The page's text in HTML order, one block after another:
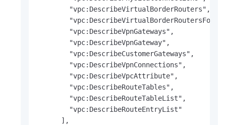
        "vpc:DescribeVirtualBorderRouters",
        "vpc:DescribeVpnGateways",
        "vpc:DescribeVpnGateway",
        "vpc:DescribeCustomerGateways",
        "vpc:DescribeVpnConnections",
        "vpc:DescribeVpcAttribute",
        "vpc:DescribeRouteTables",
        "vpc:DescribeRouteTableList",
        "vpc:DescribeRouteEntryList"
      ],